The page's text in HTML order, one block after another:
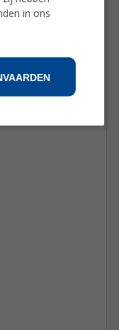
comfortabele
vragen hebt,
in ons